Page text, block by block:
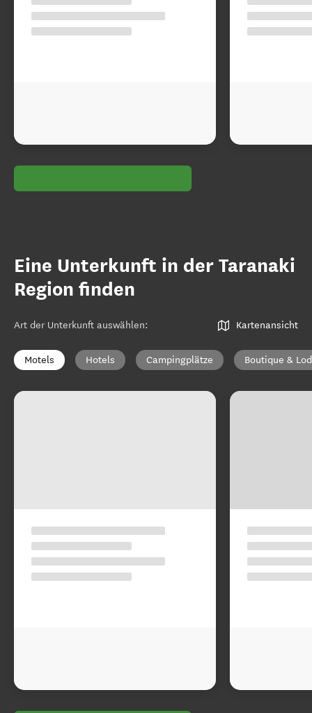
Eine Unterkunft in der Taranaki
Region finden
Art der Unterkunft auswählen: Kartenansicht
Motels Hotels Campingplätze Boutique &